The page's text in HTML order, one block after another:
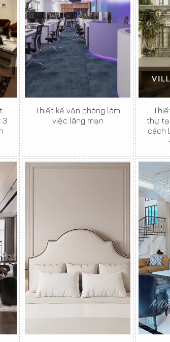
3
Thiết kế văn phòng làm
việc lãng mạn
thự
cách